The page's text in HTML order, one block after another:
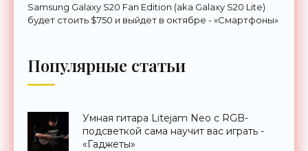
Samsung Galaxy S20 Fan Edition (aka Galaxy S20 Lite)
будет стоить $750 и выйдет в октябре - «Смартфоны»
Популярные статьи
Умная гитара Litejam Neo с RGB-
подсветкой сама научит вас играть -
«Гаджеты»